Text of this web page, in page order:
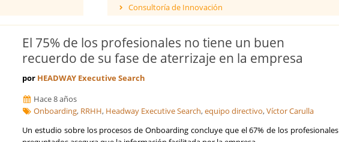
Consultoría de Innovación
Eficiencia Energética
Financiación de proyectos internacionales
Finanzas empresariales
Fusiones y Adquisiciones
Gestión de riesgos y cumplimiento
Gestión del Conocimiento
El 75% de los profesionales no tiene un buen
recuerdo de su fase de aterrizaje en la empresa
por HEADWAY Executive Search
Hace 8 años
Onboarding, RRHH, Headway Executive Search,equipo directivo,Víctor Carulla
Un estudio sobre los procesos de Onboarding concluye que el 67% de los profesionales